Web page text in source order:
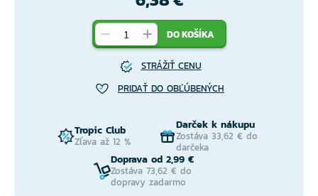
DO KOŠÍKA
STRÁŽIŤ CENU
PRIDAŤ DO OBĽÚBENÝCH
Tropic Club
Zľava až 12 %
Darček k nákupu
Zostáva 33,62 € do
darčeka
Doprava od 2,99 €
Zostáva 73,62 € do
dopravy zadarmo